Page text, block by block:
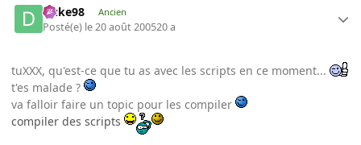
Duke98 Ancien
Posté(e) le 20 août 200520 a
tuXXX, qu'est-ce que tu as avec les scripts en ce moment...
t'es malade ?
va falloir faire un topic pour les compiler
compiler des scripts